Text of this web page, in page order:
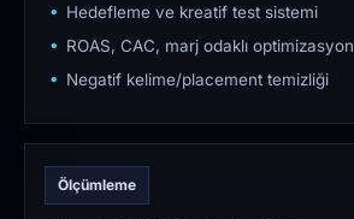
Hedefleme ve kreatif test sistemi
ROAS, CAC, marj odaklı optimizasyon
Negatif kelime/placement temizliği
Ölçümleme